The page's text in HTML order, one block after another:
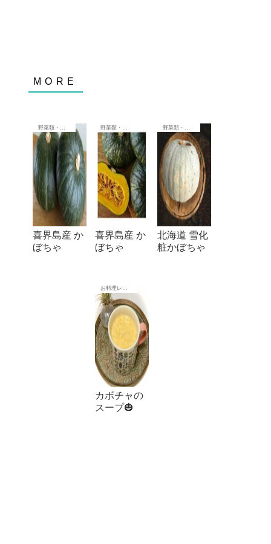
喜界島産 か
ぼちゃ
喜界島産 か
ぼちゃ
北海道 雪化
粧かぼちゃ
カボチャの
スープ🎃